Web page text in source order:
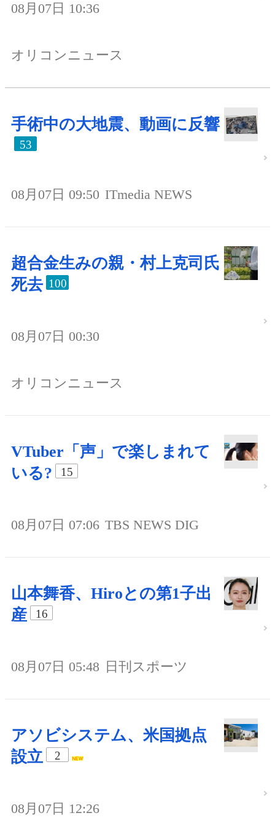
08月07日 10:36
オリコンニュース
手術中の大地震、動画に反響
53
08月07日 09:50 ITmedia NEWS
超合金生みの親・村上克司氏
死去 100
08月07日 00:30
オリコンニュース
VTuber「声」で楽しまれて
いる?
15
08月07日 07:06 TBS NEWS DIG
山本舞香、Hiroとの第1子出
産
16
08月07日 05:48 日刊スポーツ
アソビシステム、米国拠点
設立
2
08月07日 12:26